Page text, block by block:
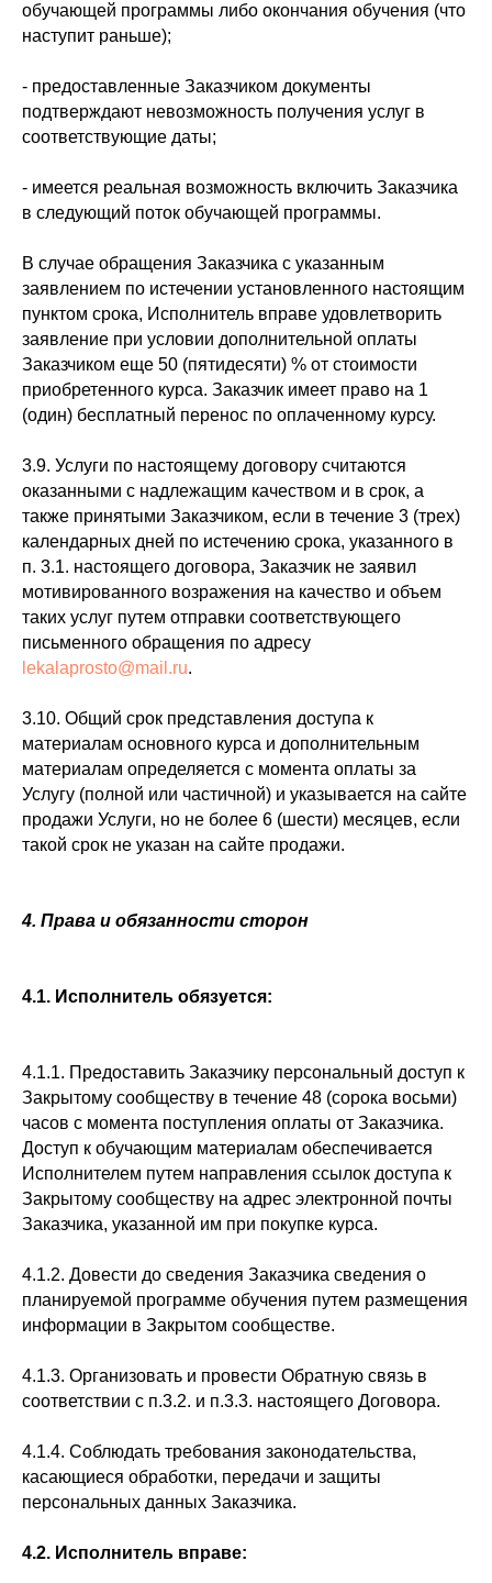
обучающей программы либо окончания обучения (что
наступит раньше);
- предоставленные Заказчиком документы
подтверждают невозможность получения услуг в
соответствующие даты;
- имеется реальная возможность включить Заказчика
в следующий поток обучающей программы.
В случае обращения Заказчика с указанным
заявлением по истечении установленного настоящим
пунктом срока, Исполнитель вправе удовлетворить
заявление при условии дополнительной оплаты
Заказчиком еще 50 (пятидесяти) % от стоимости
приобретенного курса. Заказчик имеет право на 1
(один) бесплатный перенос по оплаченному курсу.
3.9. Услуги по настоящему договору считаются
оказанными с надлежащим качеством и в срок, а
также принятыми Заказчиком, если в течение 3 (трех)
календарных дней по истечению срока, указанного в
п. 3.1. настоящего договора, Заказчик не заявил
мотивированного возражения на качество и объем
таких услуг путем отправки соответствующего
письменного обращения по адресу
lekalaprosto@mail.ru.
3.10. Общий срок представления доступа к
материалам основного курса и дополнительным
материалам определяется с момента оплаты за
Услугу (полной или частичной) и указывается на сайте
продажи Услуги, но не более 6 (шести) месяцев, если
такой срок не указан на сайте продажи.
4. Права и обязанности сторон
4.1. Исполнитель обязуется:
4.1.1. Предоставить Заказчику персональный доступ к
Закрытому сообществу в течение 48 (сорока восьми)
часов с момента поступления оплаты от Заказчика.
Доступ к обучающим материалам обеспечивается
Исполнителем путем направления ссылок доступа к
Закрытому сообществу на адрес электронной почты
Заказчика, указанной им при покупке курса.
4.1.2. Довести до сведения Заказчика сведения о
планируемой программе обучения путем размещения
информации в Закрытом сообществе.
4.1.3. Организовать и провести Обратную связь в
соответствии с п.3.2. и п.3.3. настоящего Договора.
4.1.4. Соблюдать требования законодательства,
касающиеся обработки, передачи и защиты
персональных данных Заказчика.
4.2. Исполнитель вправе: